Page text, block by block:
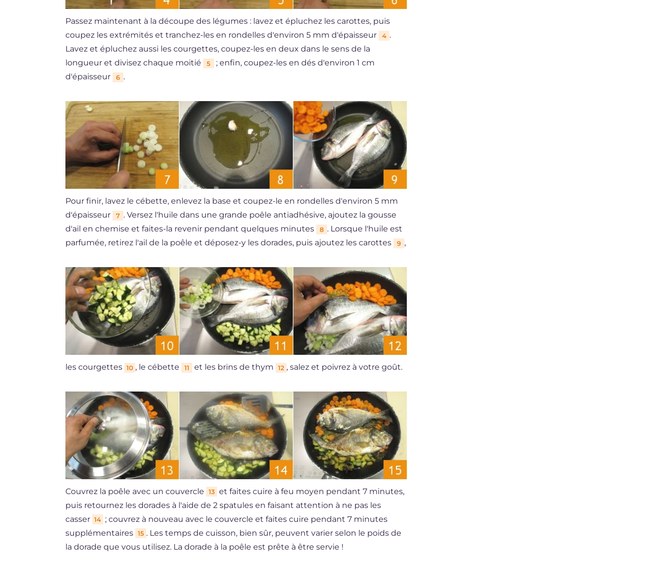
Passez maintenant à la découpe des légumes : lavez et épluchez les carottes, puis
coupez les extrémités et tranchez-les en rondelles d'environ 5 mm d'épaisseur
4 .
Lavez et épluchez aussi les courgettes, coupez-les en deux dans le sens de la
longueur et divisez chaque moitié
5
; enfin, coupez-les en dés d'environ 1 cm
d'épaisseur
6 .
Pour finir, lavez le cébette, enlevez la base et coupez-le en rondelles d'environ 5 mm
d'épaisseur
7 . Versez l'huile dans une grande poêle antiadhésive, ajoutez la gousse
d'ail en chemise et faites-la revenir pendant quelques minutes
8 . Lorsque l'huile est
parfumée, retirez l'ail de la poêle et déposez-y les dorades, puis ajoutez les carottes
9 ,
les courgettes 10 , le cébette 11 et les brins de thym 12 , salez et poivrez à votre goût.
Couvrez la poêle avec un couvercle 13 et faites cuire à feu moyen pendant 7 minutes,
puis retournez les dorades à l'aide de 2 spatules en faisant attention à ne pas les
casser 14 ; couvrez à nouveau avec le couvercle et faites cuire pendant 7 minutes
supplémentaires 15 . Les temps de cuisson, bien sûr, peuvent varier selon le poids de
la dorade que vous utilisez. La dorade à la poêle est prête à être servie !